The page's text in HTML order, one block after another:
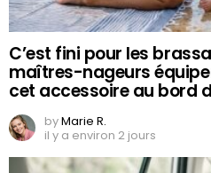
C’est fini pour les
maîtres-nageurs
cet accessoire au bord
byMarie R.
il y a environ 2 jours